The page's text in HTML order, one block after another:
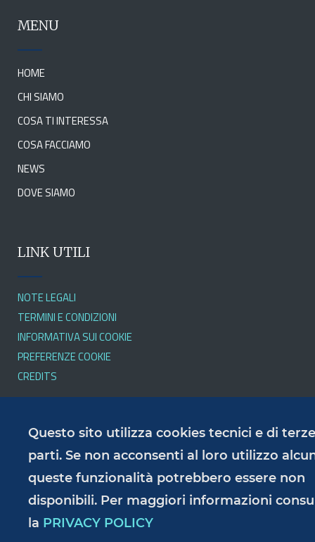
MENU
HOME
CHI SIAMO
COSA TI INTERESSA
COSA FACCIAMO
NEWS
DOVE SIAMO
LINK UTILI
NOTE LEGALI
TERMINI E CONDIZIONI
INFORMATIVA SUI COOKIE
PREFERENZE COOKIE
CREDITS
SERVIZI
PRIVACY POLICY
RESPONSABILE DELLA PUBBLICAZIONE
ACCESSIBILITÀ
Questo sito utilizza cookies tecnici e di terze
parti. Se non acconsenti al loro utilizzo
queste funzionalità potrebbero essere non
disponibili. Per maggiori informazioni
la PRIVACY POLICY